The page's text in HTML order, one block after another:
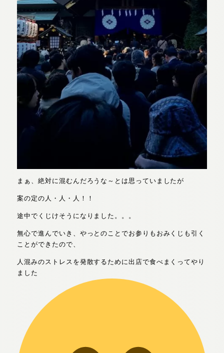
まぁ、絶対に混むんだろうな～とは思っていましたが
案の定の人・人・人！！
途中でくじけそうになりました。。。
無心で進んでいき、やっとのことでお参りもおみくじも引く
ことができたので、
人混みのストレスを発散するために出店で食べまくってやり
ました